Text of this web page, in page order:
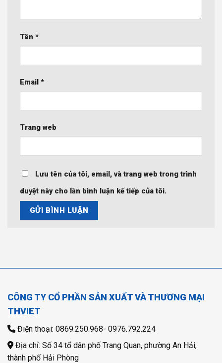
Tên *
Email *
Trang web
Lưu tên của tôi, email, và trang web trong trình
duyệt này cho lần bình luận kế tiếp của tôi.
CÔNG TY CỔ PHẦN SẢN XUẤT VÀ THƯƠNG MẠI
THVIET
Điện thoại: 0869.250.968- 0976.792.224
Địa chỉ: Số 34 tổ dân phố Trang Quan, phường An Hải,
thành phố Hải Phòng